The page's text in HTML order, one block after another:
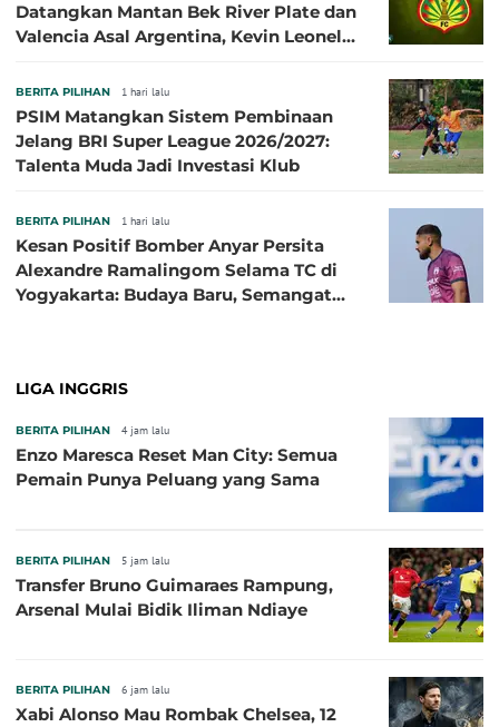
Datangkan Mantan Bek River Plate dan
Valencia Asal Argentina, Kevin Leonel
BERITA PILIHAN 1 hari lalu
PSIM Matangkan Sistem Pembinaan
Jelang BRI Super League 2026/2027:
Talenta Muda Jadi Investasi Klub
BERITA PILIHAN 1 hari lalu
Kesan Positif Bomber Anyar Persita
Alexandre Ramalingom Selama TC di
Yogyakarta: Budaya Baru, Semangat
LIGA INGGRIS
BERITA PILIHAN 4 jam lalu
Enzo Maresca Reset Man City: Semua
Pemain Punya Peluang yang Sama
BERITA PILIHAN 5 jam lalu
Transfer Bruno Guimaraes Rampung,
Arsenal Mulai Bidik Iliman Ndiaye
BERITA PILIHAN 6 jam lalu
Xabi Alonso Mau Rombak Chelsea, 12